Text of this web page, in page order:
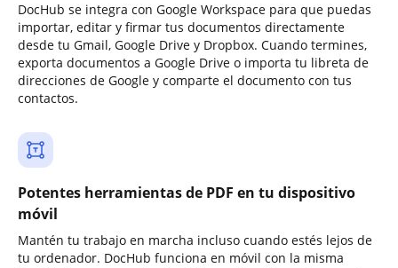
DocHub se integra con Google Workspace para que puedas
importar, editar y firmar tus documentos directamente
desde tu Gmail, Google Drive y Dropbox. Cuando termines,
exporta documentos a Google Drive o importa tu libreta de
direcciones de Google y comparte el documento con tus
contactos.
Potentes herramientas de PDF en tu dispositivo
móvil
Mantén tu trabajo en marcha incluso cuando estés lejos de
tu ordenador. DocHub funciona en móvil con la misma